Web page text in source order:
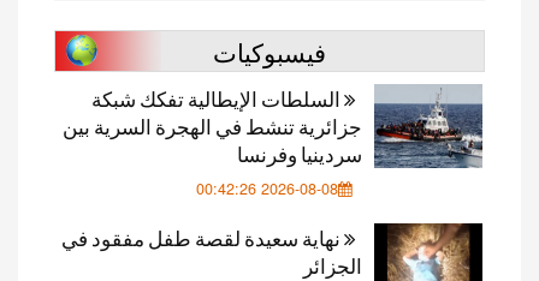
فيسبوكيات
السلطات الإيطالية تفكك شبكة
جزائرية تنشط في الهجرة السرية بين
سردينيا وفرنسا
2026-08-08 00:42:26
نهاية سعيدة لقصة طفل مفقود في
الجزائر